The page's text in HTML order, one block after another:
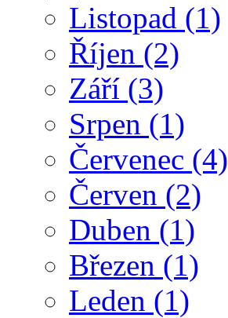
Listopad (1)
Říjen (2)
Září (3)
Srpen (1)
Červenec (4)
Červen (2)
Duben (1)
Březen (1)
Leden (1)